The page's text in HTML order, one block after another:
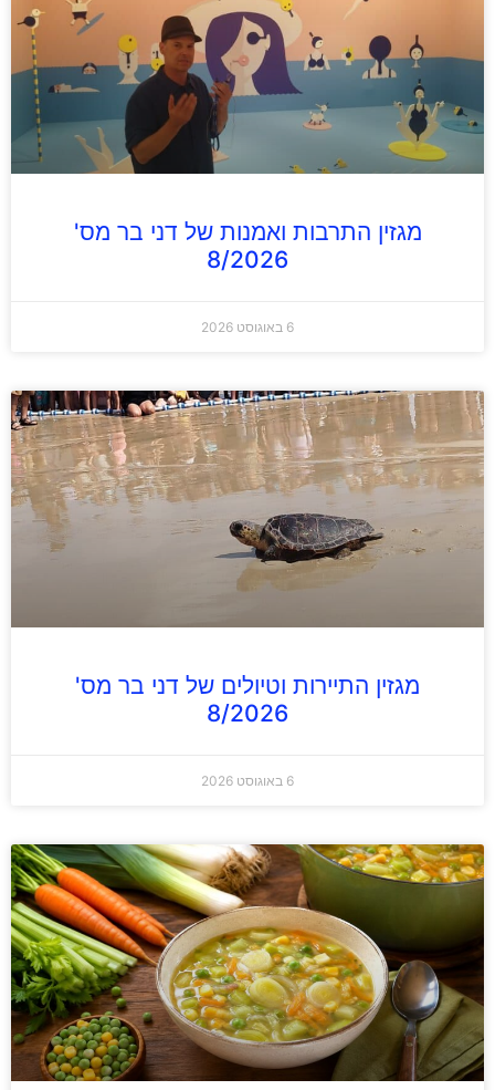
מגזין התרבות ואמנות של דני בר מס'
8/2026
6 באוגוסט 2026
מגזין התיירות וטיולים של דני בר מס'
8/2026
6 באוגוסט 2026